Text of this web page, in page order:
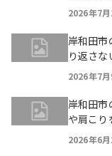
2026年7
岸和田市
り返さ
2026年7月
岸和田市
や肩こり
2026年6